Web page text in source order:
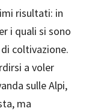
risultati: in
i quali si sono
coltivazione.
a voler
sulle Alpi,
ma